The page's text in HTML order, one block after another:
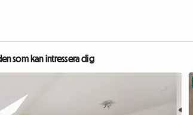
som kan intressera dig